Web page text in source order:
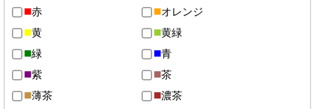
赤
オレンジ
黄
黄緑
緑
青
紫
茶
薄茶
濃茶